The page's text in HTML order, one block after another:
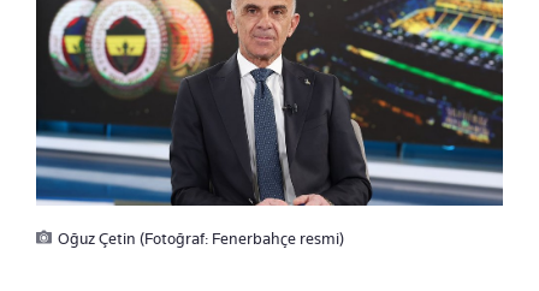
Oğuz Çetin (Fotoğraf: Fenerbahçe resmi)